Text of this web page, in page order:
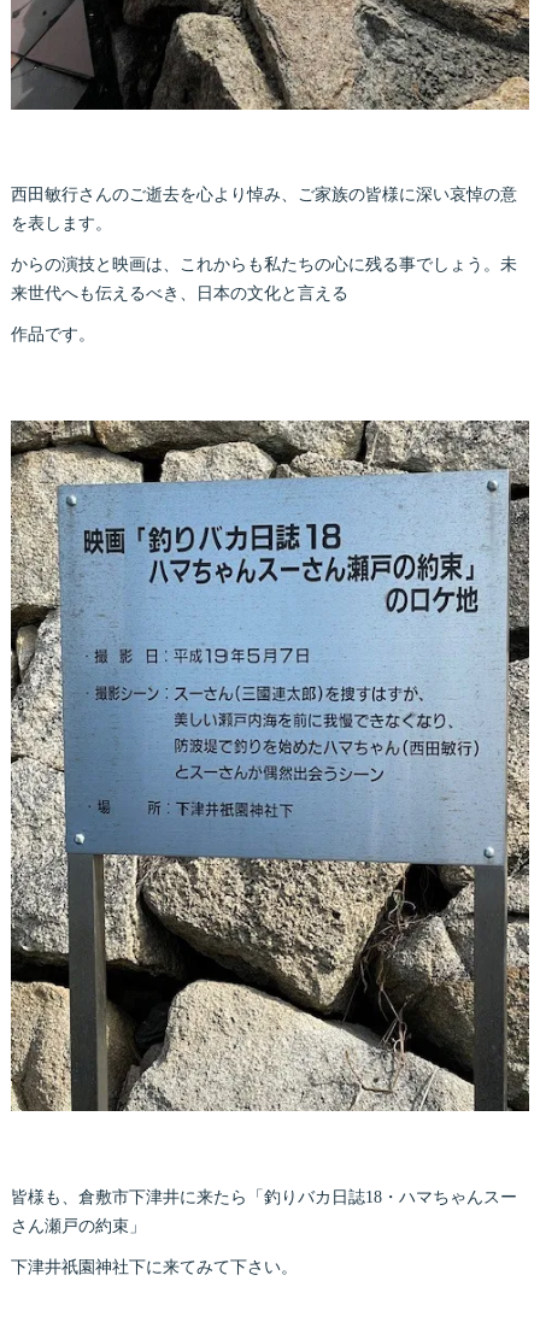
西田敏行さんのご逝去を心より悼み、ご家族の皆様に深い哀悼の意
を表します。
からの演技と映画は、これからも私たちの心に残る事でしょう。未
来世代へも伝えるべき、日本の文化と言える
作品です。
皆様も、倉敷市下津井に来たら「釣りバカ日誌18・ハマちゃんスー
さん瀬戸の約束」
下津井祇園神社下に来てみて下さい。